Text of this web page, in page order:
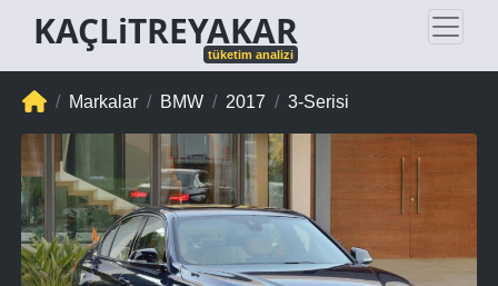
KAÇLiTREYAKAR
tüketim analizi
Markalar BMW 2017 3-Serisi